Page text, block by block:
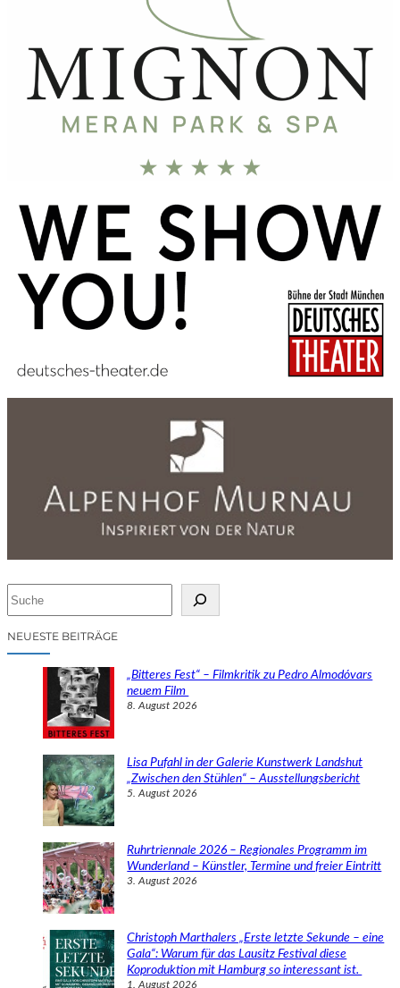
cNEUESTE BEITRÄGE
„Bitteres Fest“ – Filmkritik zu Pedro Almodóvars
neuem Film
8. August 2026
Lisa Pufahl in der Galerie Kunstwerk Landshut
„Zwischen den Stühlen“ – Ausstellungsbericht
5. August 2026
Ruhrtriennale 2026 – Regionales Programm im
Wunderland – Künstler, Termine und freier Eintritt
3. August 2026
Christoph Marthalers „Erste letzte Sekunde – eine
Gala“: Warum für das Lausitz Festival diese
Koproduktion mit Hamburg so interessant ist.
1. August 2026